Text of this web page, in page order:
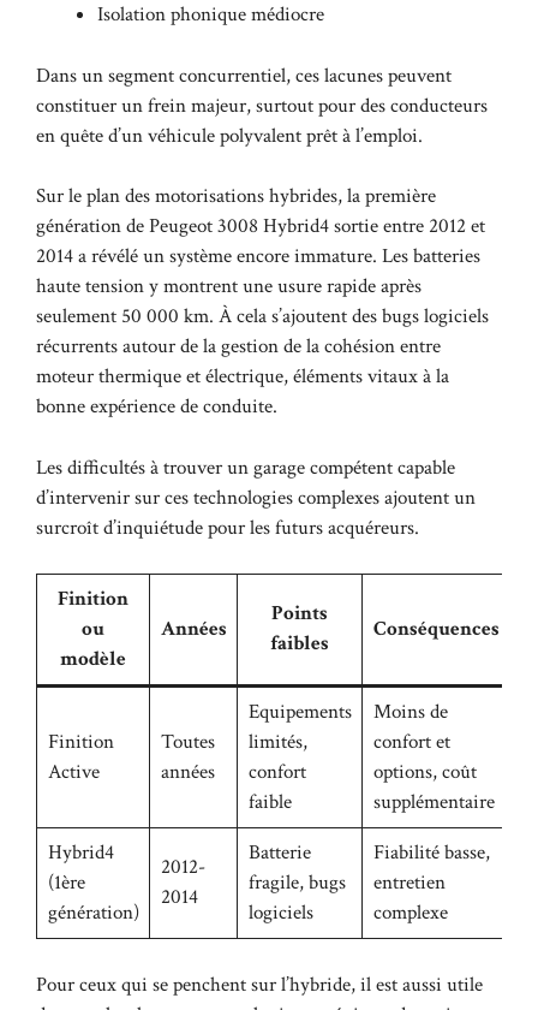
Isolation phonique médiocre
Dans un segment concurrentiel, ces lacunes peuvent
constituer un frein majeur, surtout pour des conducteurs
en quête d’un véhicule polyvalent prêt à l’emploi.
Sur le plan des motorisations hybrides, la première
génération de Peugeot 3008 Hybrid4 sortie entre 2012 et
2014 a révélé un système encore immature. Les batteries
haute tension y montrent une usure rapide après
seulement 50 000 km. À cela s’ajoutent des bugs logiciels
récurrents autour de la gestion de la cohésion entre
moteur thermique et électrique, éléments vitaux à la
bonne expérience de conduite.
Les difficultés à trouver un garage compétent capable
d’intervenir sur ces technologies complexes ajoutent un
surcroît d’inquiétude pour les futurs acquéreurs.
Finition
ou
modèle
Années
Points
faibles
Conséquences
Finition
Active
Toutes
années
Equipements
limités,
confort
faible
Moins de
confort et
options, coût
supplémentaire
Hybrid4
(1ère
génération)
2012-
2014
Batterie
fragile, bugs
logiciels
Fiabilité basse,
entretien
complexe
Pour ceux qui se penchent sur l’hybride, il est aussi utile